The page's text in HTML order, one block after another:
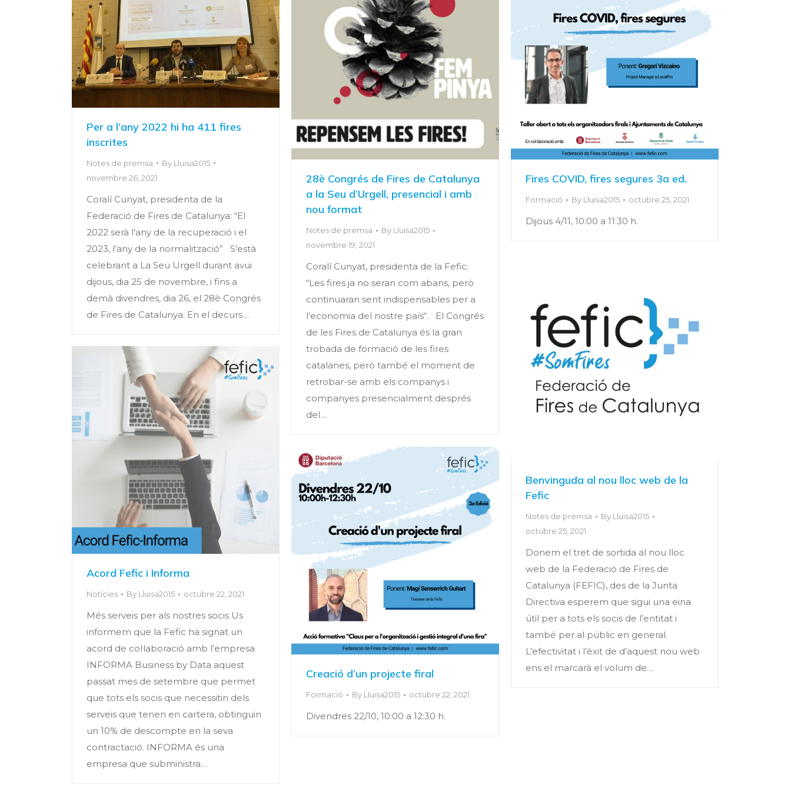
Per a l’any 2022 hi ha 411 fires
inscrites
Notes de premsa By Lluisa2015
novembre 26, 2021
Coralí Cunyat, presidenta de la
Federació de Fires de Catalunya: “El
2022 serà l’any de la recuperació i el
2023, l’any de la normalització” S’està
celebrant a La Seu Urgell durant avui
dijous, dia 25 de novembre, i fins a
demà divendres, dia 26, el 28è Congrés
de Fires de Catalunya. En el decurs…
28è Congrés de Fires de Catalunya
a la Seu d’Urgell, presencial i amb
nou format
Notes de premsa By Lluisa2015
novembre 19, 2021
Coralí Cunyat, presidenta de la Fefic:
“Les fires ja no seran com abans, però
continuaran sent indispensables per a
l’economia del nostre país“. El Congrés
de les Fires de Catalunya és la gran
trobada de formació de les fires
catalanes, però també el moment de
retrobar-se amb els companys i
companyes presencialment després
del…
Fires COVID, fires segures 3a ed.
Formació By Lluisa2015 octubre 25, 2021
Dijous 4/11, 10:00 a 11:30 h.
Benvinguda al nou lloc web de la
Fefic
Notes de premsa By Lluisa2015
octubre 25, 2021
Donem el tret de sortida al nou lloc
web de la Federació de Fires de
Catalunya (FEFIC), des de la Junta
Directiva esperem que sigui una eina
útil per a tots els socis de l’entitat i
també per al públic en general.
L’efectivitat i l’èxit de d’aquest nou web
ens el marcarà el volum de…
Acord Fefic i Informa
Notícies By Lluisa2015 octubre 22, 2021
Més serveis per als nostres socis Us
informem que la Fefic ha signat un
acord de col·laboració amb l’empresa
INFORMA Business by Data aquest
passat mes de setembre que permet
que tots els socis que necessitin dels
serveis que tenen en cartera, obtinguin
un 10% de descompte en la seva
contractació. INFORMA és una
empresa que subministra…
Creació d’un projecte firal
Formació By Lluisa2015 octubre 22, 2021
Divendres 22/10, 10:00 a 12:30 h.